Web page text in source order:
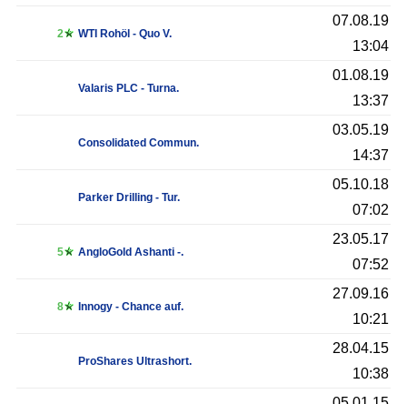
2 WTI Rohöl - Quo V.
07.08.19
13:04
Valaris PLC - Turna.
01.08.19
13:37
Consolidated Commun.
03.05.19
14:37
Parker Drilling - Tur.
05.10.18
07:02
5 AngloGold Ashanti -.
23.05.17
07:52
8 Innogy - Chance auf.
27.09.16
10:21
ProShares Ultrashort.
28.04.15
10:38